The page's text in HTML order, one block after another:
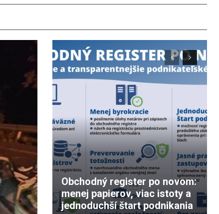
Obchodný register po novom:
menej papierov, viac istoty a
jednoduchší štart podnikania